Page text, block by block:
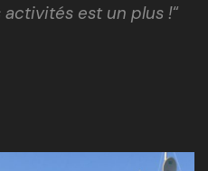
est un plus !“